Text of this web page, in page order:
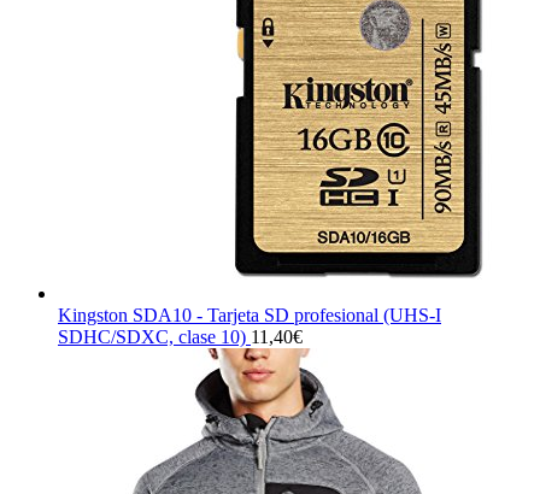
Kingston SDA10 - Tarjeta SD profesional (UHS-I
SDHC/SDXC, clase 10) 11,40€